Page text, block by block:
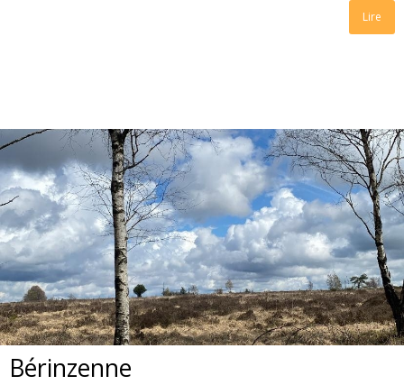
Lire
Bérinzenne